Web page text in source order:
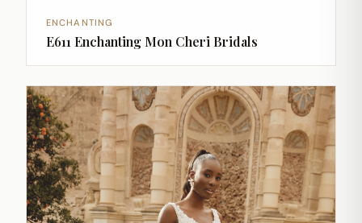
ENCHANTING
E611 Enchanting Mon Cheri Bridals